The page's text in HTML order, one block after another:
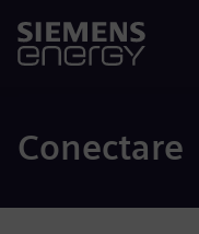
Conectare